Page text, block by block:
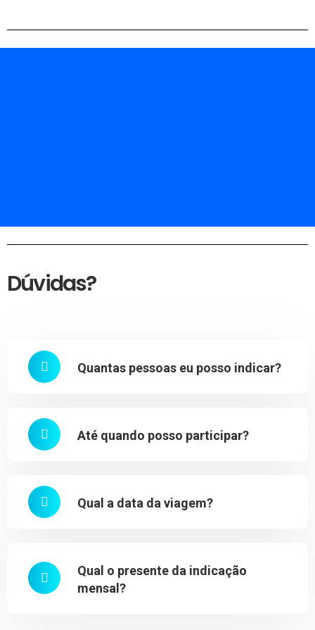
Dúvidas?
Quantas pessoas eu posso indicar?
Até quando posso participar?
Qual a data da viagem?
Qual o presente da indicação
mensal?